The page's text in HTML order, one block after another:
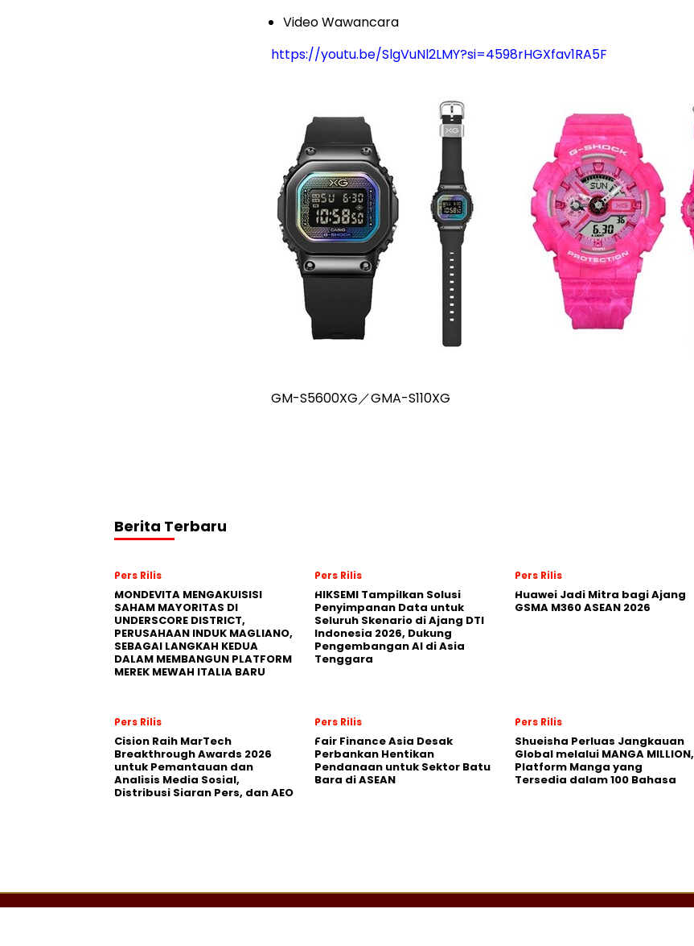
Video Wawancara
https://youtu.be/SlgVuNl2LMY?si=4598rHGXfav1RA5F
GM-S5600XG／GMA-S110XG
Berita Terbaru
Pers Rilis
MONDEVITA MENGAKUISISI
SAHAM MAYORITAS DI
UNDERSCORE DISTRICT,
PERUSAHAAN INDUK MAGLIANO,
SEBAGAI LANGKAH KEDUA
DALAM MEMBANGUN PLATFORM
MEREK MEWAH ITALIA BARU
Pers Rilis
HIKSEMI Tampilkan Solusi
Penyimpanan Data untuk
Seluruh Skenario di Ajang DTI
Indonesia 2026, Dukung
Pengembangan AI di Asia
Tenggara
Pers Rilis
Huawei Jadi Mitra bagi Ajang
GSMA M360 ASEAN 2026
Pers Rilis
Cision Raih MarTech
Breakthrough Awards 2026
untuk Pemantauan dan
Analisis Media Sosial,
Distribusi Siaran Pers, dan AEO
Pers Rilis
Fair Finance Asia Desak
Perbankan Hentikan
Pendanaan untuk Sektor Batu
Bara di ASEAN
Pers Rilis
Shueisha Perluas Jangkauan
Global melalui MANGA MILLION,
Platform Manga yang
Tersedia dalam 100 Bahasa